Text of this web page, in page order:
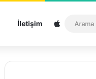
İletişim Sitemap